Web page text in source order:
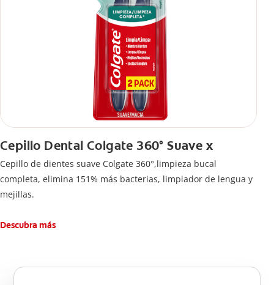
Cepillo Dental Colgate 360° Suave x
Cepillo de dientes suave Colgate 360°,limpieza bucal
completa, elimina 151% más bacterias, limpiador de lengua y
mejillas.
Descubra más